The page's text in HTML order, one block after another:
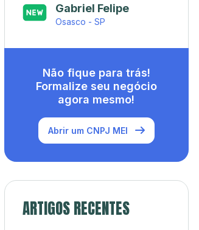
Gabriel Felipe
Osasco - SP
Não fique para trás!
Formalize seu negócio
agora mesmo!
Abrir um CNPJ MEI
ARTIGOS RECENTES